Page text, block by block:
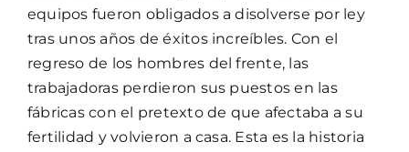
equipos fueron obligados a disolverse por ley
tras unos años de éxitos increíbles. Con el
regreso de los hombres del frente, las
trabajadoras perdieron sus puestos en las
fábricas con el pretexto de que afectaba a su
fertilidad y volvieron a casa. Esta es la historia